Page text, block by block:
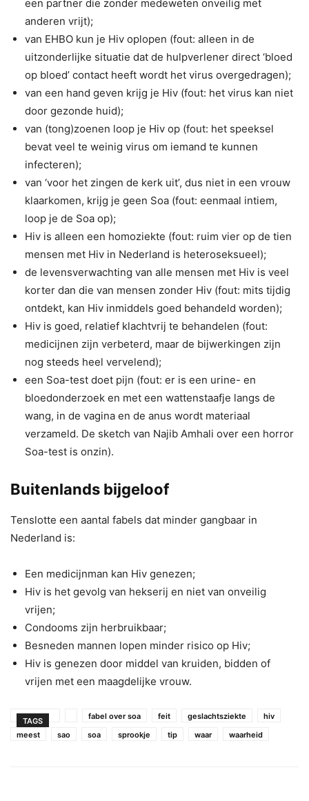
een partner die zonder medeweten onveilig met
anderen vrijt);
van EHBO kun je Hiv oplopen (fout: alleen in de
uitzonderlijke situatie dat de hulpverlener direct ‘bloed
op bloed’ contact heeft wordt het virus overgedragen);
van een hand geven krijg je Hiv (fout: het virus kan niet
door gezonde huid);
van (tong)zoenen loop je Hiv op (fout: het speeksel
bevat veel te weinig virus om iemand te kunnen
infecteren);
van ‘voor het zingen de kerk uit’, dus niet in een vrouw
klaarkomen, krijg je geen Soa (fout: eenmaal intiem,
loop je de Soa op);
Hiv is alleen een homoziekte (fout: ruim vier op de tien
mensen met Hiv in Nederland is heteroseksueel);
de levensverwachting van alle mensen met Hiv is veel
korter dan die van mensen zonder Hiv (fout: mits tijdig
ontdekt, kan Hiv inmiddels goed behandeld worden);
Hiv is goed, relatief klachtvrij te behandelen (fout:
medicijnen zijn verbeterd, maar de bijwerkingen zijn
nog steeds heel vervelend);
een Soa-test doet pijn (fout: er is een urine- en
bloedonderzoek en met een wattenstaafje langs de
wang, in de vagina en de anus wordt materiaal
verzameld. De sketch van Najib Amhali over een horror
Soa-test is onzin).
Buitenlands bijgeloof
Tenslotte een aantal fabels dat minder gangbaar in
Nederland is:
Een medicijnman kan Hiv genezen;
Hiv is het gevolg van hekserij en niet van onveilig
vrijen;
Condooms zijn herbruikbaar;
Besneden mannen lopen minder risico op Hiv;
Hiv is genezen door middel van kruiden, bidden of
vrijen met een maagdelijke vrouw.
TAGS fabel over soa feit geslachtsziekte
hiv
meest
sao soa sprookje tip waar waarheid